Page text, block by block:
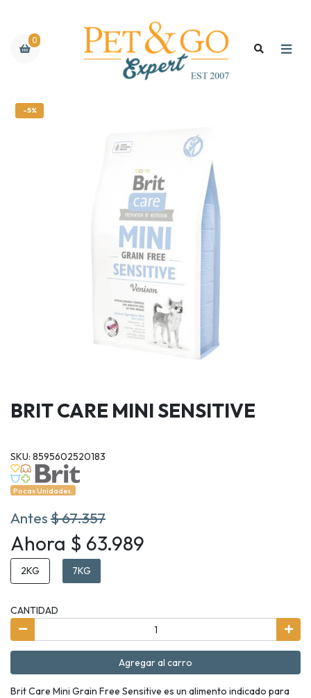
0
-5%
BRIT CARE MINI SENSITIVE
SKU: 8595602520183
Pocas Unidades.
Antes$ 67.357
Ahora $ 63.989
2KG 7KG
CANTIDAD
Agregar al carro
Brit Care Mini Grain Free Sensitive es un alimento indicado para